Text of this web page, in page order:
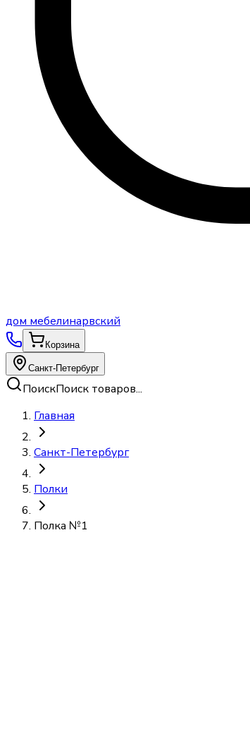
доммебелинарвский
Корзина
Санкт-Петербург
ПоискПоиск товаров...
Главная
Санкт-Петербург
Полки
Полка №1